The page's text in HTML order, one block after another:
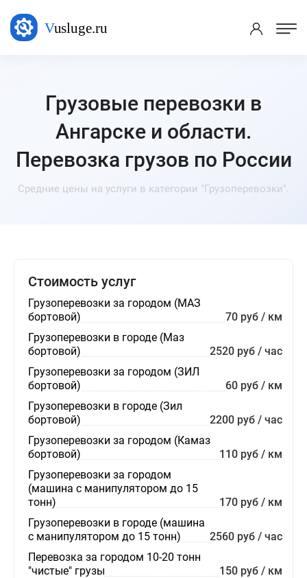
Грузовые перевозки в
Ангарске и области.
Перевозка грузов по России
Средние цены на услуги в категории "Грузоперевозки".
Стоимость услуг
Грузоперевозки за городом (МАЗ
бортовой)
70 руб / км
Грузоперевозки в городе (Маз
бортовой)
2520 руб / час
Грузоперевозки за городом (ЗИЛ
бортовой)
60 руб / км
Грузоперевозки в городе (Зил
бортовой)
2200 руб / час
Грузоперевозки за городом (Камаз
бортовой)
110 руб / км
Грузоперевозки за городом
(машина с манипулятором до 15
тонн)
170 руб / км
Грузоперевозки в городе (машина
с манипулятором до 15 тонн)
2560 руб / час
Перевозка за городом 10-20 тонн
"чистые" грузы
150 руб / км